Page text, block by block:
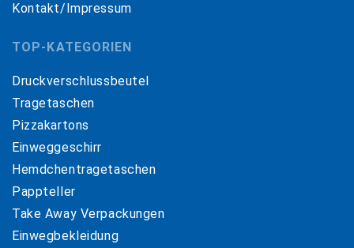
Kontakt/Impressum
TOP-KATEGORIEN
Druckverschlussbeutel
Tragetaschen
Pizzakartons
Einweggeschirr
Hemdchentragetaschen
Pappteller
Take Away Verpackungen
Einwegbekleidung